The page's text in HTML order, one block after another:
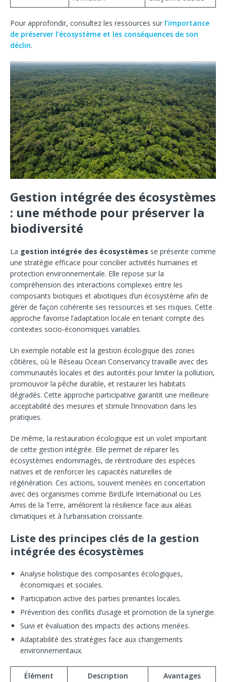
Pour approfondir, consultez les ressources sur l’importance
de préserver l’écosystème et les conséquences de son
déclin.
Gestion intégrée des écosystèmes
: une méthode pour préserver la
biodiversité
La gestion intégrée des écosystèmes se présente comme
une stratégie efficace pour concilier activités humaines et
protection environnementale. Elle repose sur la
compréhension des interactions complexes entre les
composants biotiques et abiotiques d’un écosystème afin de
gérer de façon cohérente ses ressources et ses risques. Cette
approche favorise l’adaptation locale en tenant compte des
contextes socio-économiques variables.
Un exemple notable est la gestion écologique des zones
côtières, où le Réseau Ocean Conservancy travaille avec des
communautés locales et des autorités pour limiter la pollution,
promouvoir la pêche durable, et restaurer les habitats
dégradés. Cette approche participative garantit une meilleure
acceptabilité des mesures et stimule l’innovation dans les
pratiques.
De même, la restauration écologique est un volet important
de cette gestion intégrée. Elle permet de réparer les
écosystèmes endommagés, de réintroduire des espèces
natives et de renforcer les capacités naturelles de
régénération. Ces actions, souvent menées en concertation
avec des organismes comme BirdLife International ou Les
Amis de la Terre, améliorent la résilience face aux aléas
climatiques et à l’urbanisation croissante.
Liste des principes clés de la gestion
intégrée des écosystèmes
Analyse holistique des composantes écologiques,
économiques et sociales.
Participation active des parties prenantes locales.
Prévention des conflits d’usage et promotion de la synergie.
Suivi et évaluation des impacts des actions menées.
Adaptabilité des stratégies face aux changements
environnementaux.
Élément Description Avantages